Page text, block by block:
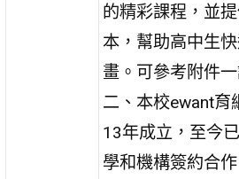
的精彩課程，並
本，幫助高中生
畫。可參考附件
二、本校ewant育
13年成立，至今
學和機構簽約合